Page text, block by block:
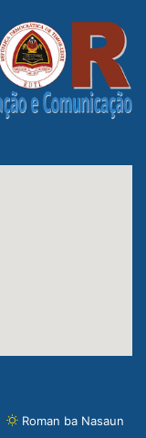
Roman ba Nasaun